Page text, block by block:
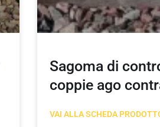
Sagoma di
coppie ago
VAI ALLA SCHEDA